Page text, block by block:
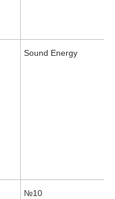
Sound Energy
№10